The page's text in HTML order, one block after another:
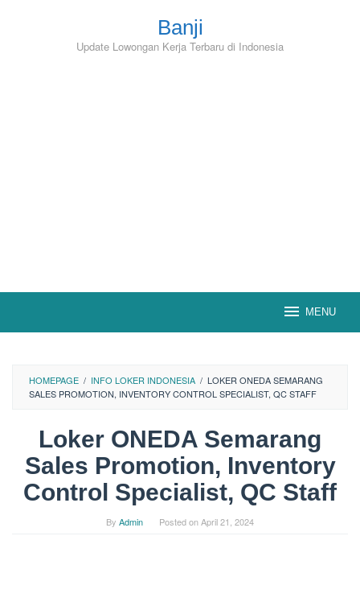
Banji
Update Lowongan Kerja Terbaru di Indonesia
MENU
HOMEPAGE / INFO LOKER INDONESIA / LOKER ONEDA SEMARANG
SALES PROMOTION, INVENTORY CONTROL SPECIALIST, QC STAFF
Loker ONEDA Semarang
Sales Promotion, Inventory
Control Specialist, QC Staff
By Admin Posted onApril 21, 2024